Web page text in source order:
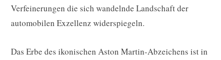
Verfeinerungen die sich wandelnde Landschaft der
automobilen Exzellenz widerspiegeln.
Das Erbe des ikonischen Aston Martin-Abzeichens ist in